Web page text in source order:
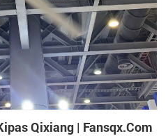
Qixiang | Fansqx.com